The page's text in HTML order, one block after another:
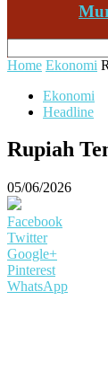
Home Ekonomi
Ekonomi
Headline
Rupiah
05/06/2026
Facebook
Twitter
Google+
Pinterest
WhatsApp